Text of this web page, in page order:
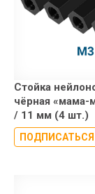
Стойка
чёрная «мама-
/ 11 мм (4 шт.)
ПОДПИСАТЬСЯ